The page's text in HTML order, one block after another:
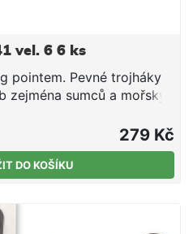
vel. 6 6 ks
pointem. Pevné trojháky
sumců a mořský
279 Kč
DO KOŠÍKU